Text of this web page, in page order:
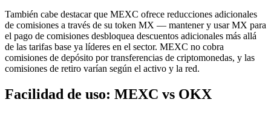
También cabe destacar que MEXC ofrece reducciones adicionales
de comisiones a través de su token MX — mantener y usar MX para
el pago de comisiones desbloquea descuentos adicionales más allá
de las tarifas base ya líderes en el sector. MEXC no cobra
comisiones de depósito por transferencias de criptomonedas, y las
comisiones de retiro varían según el activo y la red.
Facilidad de uso: MEXC vs OKX